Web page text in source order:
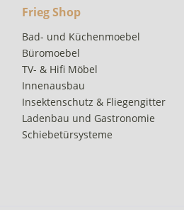
Frieg Shop
Bad- und Küchenmoebel
Büromoebel
TV- & Hifi Möbel
Innenausbau
Insektenschutz & Fliegengitter
Ladenbau und Gastronomie
Schiebetürsysteme